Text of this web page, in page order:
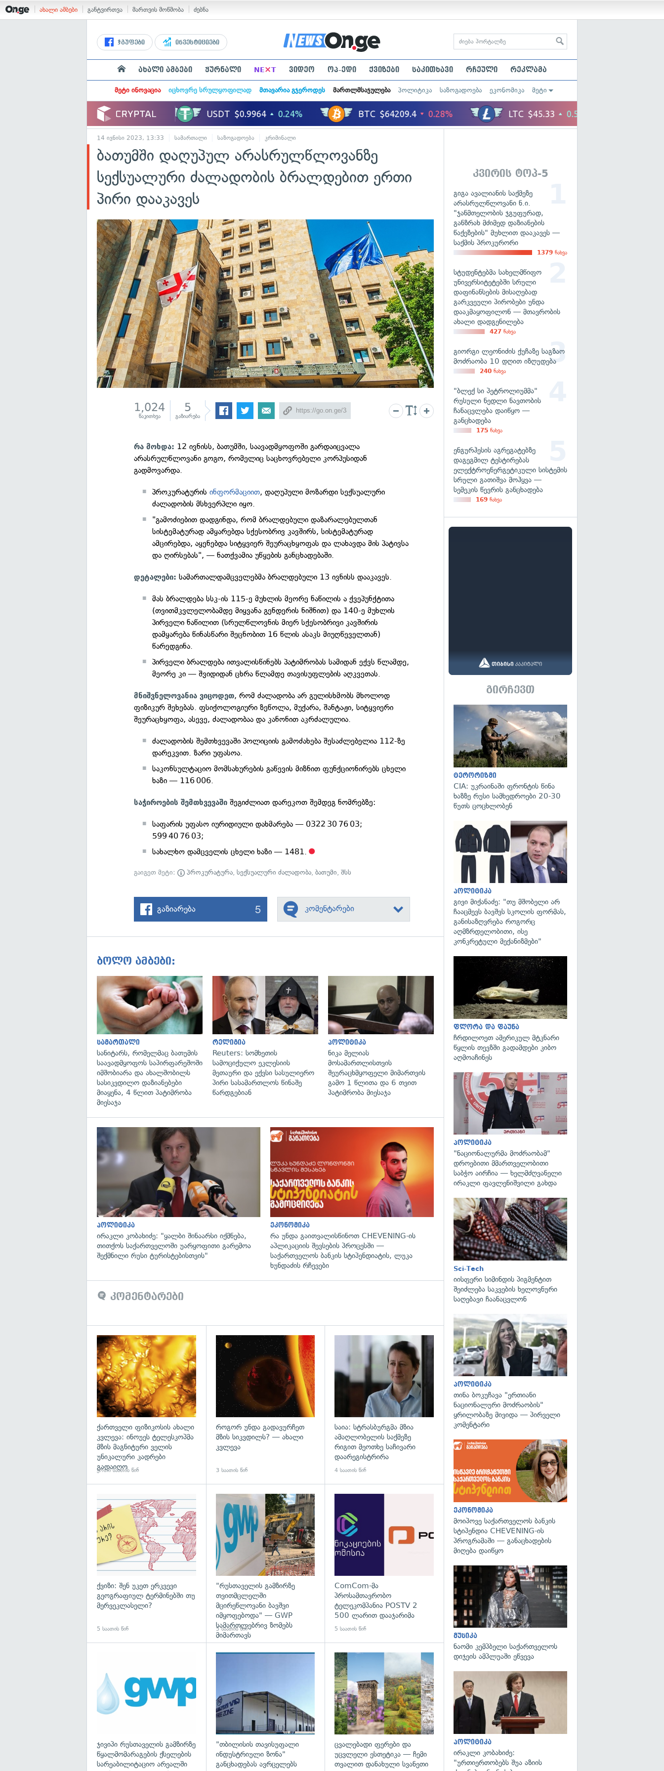
ახალი ამბები განტვირთვა მართვის მოწმობა ძებნა
ჯგუფები ინვესტიციები
ახალი ამბები ჟურნალი NE×T ვიდეო ოპ-ედი ქვიზები საკითხავი რჩეული რეკლამა
მეტი ინოვაცია იცხოვრე სრულყოფილად მთავარია გჯეროდეს მართლმსაჯულება პოლიტიკა საზოგადოება ეკონომიკა მეტი
14 ივნისი 2023, 13:33 სამართალი საზოგადოება კრიმინალი
ბათუმში დაღუპულ არასრულწლოვანზე
სექსუალური ძალადობის ბრალდებით ერთი
პირი დააკავეს
1,024
წაკითხვა
5
გაზიარება
რა მოხდა: 12 ივნისს, ბათუმში, საავადმყოფოში გარდაიცვალა
არასრულწლოვანი გოგო, რომელიც საცხოვრებელი კორპუსიდან
გადმოვარდა.
პროკურატურისინფორმაციით, დაღუპული მოზარდი სექსუალური
ძალადობის მსხვერპლი იყო.
"გამოძიებით დადგინდა, რომ ბრალდებული დაზარალებულთან
სისტემატურად ამყარებდა სქესობრივ კავშირს, სისტემატურად
ამცირებდა, აყენებდა სიტყვიერ შეურაცხყოფას და ლახავდა მის პატივსა
და ღირსებას", — ნათქვამია უწყების განცხადებაში.
დეტალები:სამართალდამცველებმა ბრალდებული 13 ივნისს დააკავეს.
მას ბრალდება სსკ-ის 115-ე მუხლის მეორე ნაწილის ა ქვეპუნქტითა
(თვითმკვლელობამდე მიყვანა გენდერის ნიშნით) და 140-ე მუხლის
პირველი ნაწილით (სრულწლოვნის მიერ სქესობრივი კავშირის
დამყარება წინასწარი შეცნობით 16 წლის ასაკს მიუღწეველთან)
წარედგინა.
პირველი ბრალდება ითვალისწინებს პატიმრობას სამიდან ექვს წლამდე,
მეორე კი — შვიდიდან ცხრა წლამდე თავისუფლების აღკვეთას.
მნიშვნელოვანია ვიცოდეთ, რომ ძალადობა არ გულისხმობს მხოლოდ
ფიზიკურ შეხებას. ფსიქოლოგიური ზეწოლა, მუქარა, შანტაჟი, სიტყვიერი
შეურაცხყოფა, ასევე, ძალადობაა და კანონით აკრძალულია.
ძალადობის შემთხვევაში პოლიციის გამოძახება შესაძლებელია 112-ზე
დარეკვით. ზარი უფასოა.
საკონსულტაციო მომსახურების გაწევის მიზნით ფუნქციონირებს ცხელი
ხაზი — 116 006.
საჭიროების შემთხვევაში შეგიძლიათ დარეკოთ შემდეგ ნომრებზე:
საფარის უფასო იურიდიული დახმარება — 0322 30 76 03;
599 40 76 03;
სახალხო დამცველის ცხელი ხაზი — 1481.
გაიგეთ მეტი: პროკურატურა,სექსუალური ძალადობა,ბათუმი,შსს
გაზიარება 5 კომენტარები
ბოლო ამბები:
გადახედვა
სამართალი
სანიტარს, რომელმაც ბათუმის
საავადმყოფოს საპირფარეშოში
იმშობიარა და ახალშობილს
სასიკვდილო დაზიანებები
მიაყენა, 4 წლით პატიმრობა
მიესაჯა
გადახედვა
რელიგია
Reuters: სომხეთის
სამოციქულო ეკლესიის
მეთაური და ექვსი სასულიერო
პირი სასამართლოს წინაშე
წარდგებიან
გადახედვა
პოლიტიკა
ნიკა მელიას
მოსამართლისთვის
შეურაცხმყოფელი მიმართვის
გამო 1 წლითა და 6 თვით
პატიმრობა მიესაჯა
გადახედვა
პოლიტიკა
ირაკლი კობახიძე: "ყალბი შინაარსი იქმნება,
თითქოს საქართველოში უარყოფითი გარემოა
შექმნილი რუსი ტურისტებისთვის"
ეკონომიკა
რა უნდა გაითვალისწინოთ CHEVENING-ის
აპლიკაციის შევსების პროცესში —
საქართველოს ბანკის სტიპენდიატის, ლუკა
ხუნდაძის რჩევები
კომენტარები
გადახედვა
ქართველი ფიზიკოსის ახალი
კვლევა: ინოუეს ტელესკოპმა
მზის მაგნიტური ველის
უნიკალური კადრები
გადაიღო
ერთი საათის წინ
როგორ უნდა გადავურჩეთ
მზის სიკვდილს? — ახალი
კვლევა
3 საათის წინ
გადახედვა
საია: სტრასბურგმა მზია
ამაღლობელის საქმეზე
რიგით მეოთხე საჩივარი
დაარეგისტრირა
4 საათის წინ
ქვიზი: შენ უკეთ ერკვევი
გეოგრაფიულ ტერმინებში თუ
მერვეკლასელი?
5 საათის წინ
"რუსთაველის გამზირზე
თვითმცლელში
მცირეწლოვანი ბავშვი
იმყოფებოდა" — GWP
სამართლებრივ ზომებს
მიმართავს
5 საათის წინ
ComCom-მა
პროსამთავრობო
ტელეკომპანია POSTV 2
500 ლარით დააჯარიმა
5 საათის წინ
ჯივიპი რუსთაველის გამზირზე
წყალმომარაგების ქსელების
სარეაბილიტაციო არეალში
გადახედვა
"თბილისის თავისუფალი
ინდუსტრიული ზონა"
განცხადებას ავრცელებს
ცვალებადი ფერები და
უცვლელი ესთეტიკა — ჩემი
თვალით დანახული სვანეთი
კვირის ტოპ-5
გიგა ავალიანის საქმეზე
არასრულწლოვანი ნ.ი.
"ჯანმთელობის ჯგუფურად,
განზრახ მძიმედ დაზიანების
წაქეზების" მუხლით დააკავეს —
საქმის პროკურორი
1379 ნახვა
სტუდენტებმა სახელმწიფო
უნივერსიტეტებში სრული
დაფინანსების მისაღებად
გარკვეული პირობები უნდა
დააკმაყოფილონ — მთავრობის
ახალი დადგენილება
427 ნახვა
გიორგი ლეონიძის ქუჩაზე საგზაო
მოძრაობა 10 დღით იზღუდება
240 ნახვა
"ბლექ სი პეტროლიუმმა"
რუსული ნედლი ნავთობის
ჩანაცვლება დაიწყო —
განცხადება
175 ნახვა
ენგურჰესის აგრეგატებზე
დაგეგმილ ტესტირებას
ელექტროენერგეტიკული სისტემის
სრული გათიშვა მოჰყვა —
სემეკის წევრის განცხადება
169 ნახვა
გირჩევთ
ტერორიზმი
CIA: უკრაინაში ფრონტის წინა
ხაზზე რუსი სამხედროები 20-30
წუთს ცოცხლობენ
პოლიტიკა
გივი მიქანაძე: "თუ მშობელი არ
ჩააცმევს ბავშვს სკოლის ფორმას,
განისაზღვრება როგორც
აღმზრდელობითი, ისე
კონკრეტული მექანიზმები"
ფლორა და ფაუნა
ჩრდილოეთ ამერიკულ მტკნარი
წყლის თევზში გადამდები კიბო
აღმოაჩინეს
პოლიტიკა
"ნაციონალურმა მოძრაობამ"
დროებითი მმართველობითი
საბჭო აირჩია — ხელმძღვანელი
ირაკლი ფავლენიშვილი გახდა
Sci-Tech
იისფერი სიმინდის პიგმენტით
შეიძლება საკვების ხელოვნური
საღებავი ჩაანაცვლონ
პოლიტიკა
თინა ბოკუჩავა "ერთიანი
ნაციონალური მოძრაობის"
ყრილობაზე მივიდა — პირველი
კომენტარი
ეკონომიკა
მოიპოვე საქართველოს ბანკის
სტიპენდია CHEVENING-ის
პროგრამაში — განაცხადების
მიღება დაიწყო
მუსიკა
ნაომი კემპბელი საქართველოს
დიჯეის ამპლუაში ეწვევა
პოლიტიკა
ირაკლი კობახიძე:
"ურთიერთობებს შუა აზიის